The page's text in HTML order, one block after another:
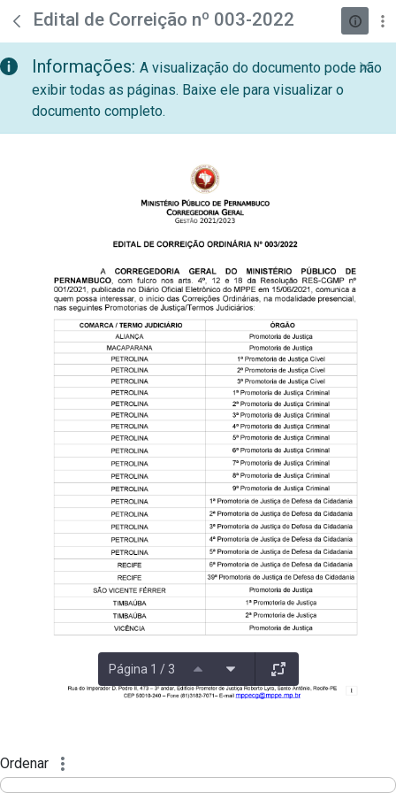
Pular para o Conteúdo principal
teste descricao
Edital de Correição nº 003-2022
Informações: A visualização do documento pode não
exibir todas as páginas. Baixe ele para visualizar o
documento completo.
Página 1 / 3
Ordenar